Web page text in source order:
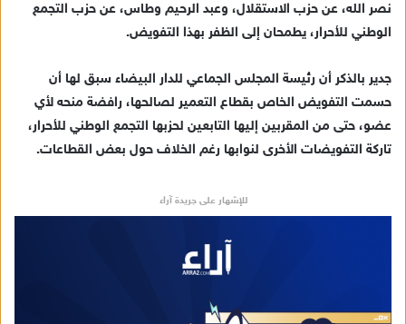
نصر الله، عن حزب الاستقلال، وعبد الرحيم وطاس، عن حزب التجمع
الوطني للأحرار، يطمحان إلى الظفر بهذا التفويض.
جدير بالذكر أن رئيسة المجلس الجماعي للدار البيضاء سبق لها أن
حسمت التفويض الخاص بقطاع التعمير لصالحها، رافضة منحه لأي
عضو، حتى من المقربين إليها التابعين لحزبها التجمع الوطني للأحرار،
تاركة التفويضات الأخرى لنوابها رغم الخلاف حول بعض القطاعات.
للإشهار على جريدة آراء